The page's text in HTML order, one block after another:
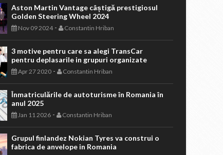
Aston Martin Vantage câștigă prestigiosul
Golden Steering Wheel 2024
Nov 09 2024- Constantin Hriban
3 motive pentru care sa alegi TransCar
pentru deplasarile in grupuri organizate
Apr 27 2020- Constantin Hriban
Înmatriculările de autoturisme în Romania în
anul 2025
Jan 11 2026- Constantin Hriban
Grupul finlandez Nokian Tyres va construi o
fabrica de anvelope in Romania